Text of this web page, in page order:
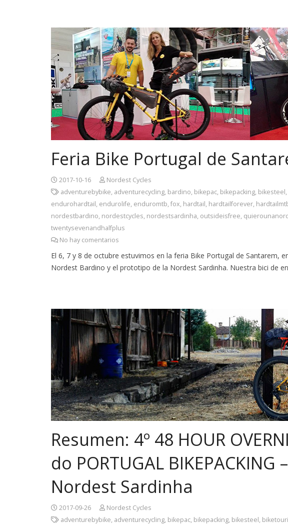
Feria Bike Portugal de
2017-10-16
Nordest Cycles
adventurebybike, adventurecycling, bardino, bikepac, bikepacking, bikesteel,
endurohardtail, endurolife, enduromtb, fox, hardtail, hardtailforever,
nordestbardino, nordestcycles, nordestsardinha, outsideisfree,
twentysevenandhalfplus
No hay comentarios
El 6, 7 y 8 de octubre estuvimos en la feria Bike Portugal de Santarem,
Nordest Bardino y el prototipo de la Nordest Sardinha. Nuestra bici de
Resumen: 4º 48 HOUR
do PORTUGAL BIKEPACKING
Nordest Sardinha
2017-09-26
Nordest Cycles
adventurebybike, adventurecycling, bikepac, bikepacking, bikesteel,